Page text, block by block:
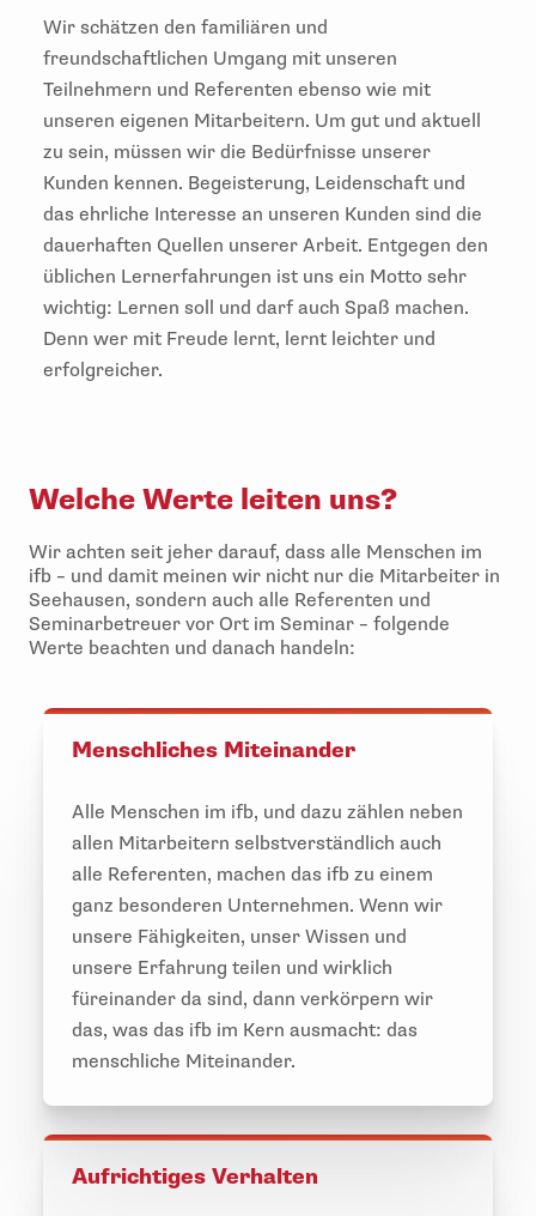
Wir schätzen den familiären und
freundschaftlichen Umgang mit unseren
Teilnehmern und Referenten ebenso wie mit
unseren eigenen Mitarbeitern. Um gut und aktuell
zu sein, müssen wir die Bedürfnisse unserer
Kunden kennen. Begeisterung, Leidenschaft und
das ehrliche Interesse an unseren Kunden sind die
dauerhaften Quellen unserer Arbeit. Entgegen den
üblichen Lernerfahrungen ist uns ein Motto sehr
wichtig: Lernen soll und darf auch Spaß machen.
Denn wer mit Freude lernt, lernt leichter und
erfolgreicher.
Welche Werte leiten uns?
Wir achten seit jeher darauf, dass alle Menschen im
ifb – und damit meinen wir nicht nur die Mitarbeiter in
Seehausen, sondern auch alle Referenten und
Seminarbetreuer vor Ort im Seminar – folgende
Werte beachten und danach handeln:
Menschliches Miteinander
Alle Menschen im ifb, und dazu zählen neben
allen Mitarbeitern selbstverständlich auch
alle Referenten, machen das ifb zu einem
ganz besonderen Unternehmen. Wenn wir
unsere Fähigkeiten, unser Wissen und
unsere Erfahrung teilen und wirklich
füreinander da sind, dann verkörpern wir
das, was das ifb im Kern ausmacht: das
menschliche Miteinander.
Aufrichtiges Verhalten